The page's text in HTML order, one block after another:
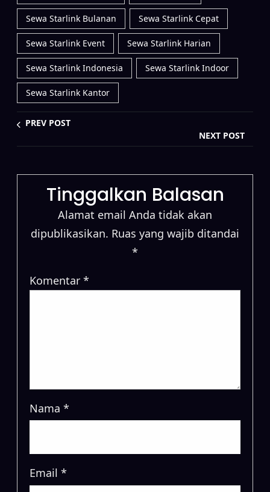
Sewa Starlink Bulanan Sewa Starlink Cepat
Sewa Starlink Event Sewa Starlink Harian
Sewa Starlink Indonesia Sewa Starlink Indoor
Sewa Starlink Kantor
PREV POST
NEXT POST
Tinggalkan Balasan
Alamat email Anda tidak akan
dipublikasikan. Ruas yang wajib ditandai
*
Komentar *
Nama *
Email *